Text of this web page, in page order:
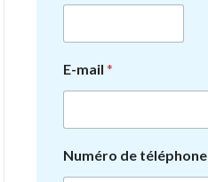
E-mail *
Numéro de téléphone